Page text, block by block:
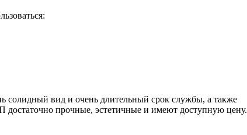
солидный вид и очень длительный срок службы, а также
прочные, эстетичные и имеют доступную цену.